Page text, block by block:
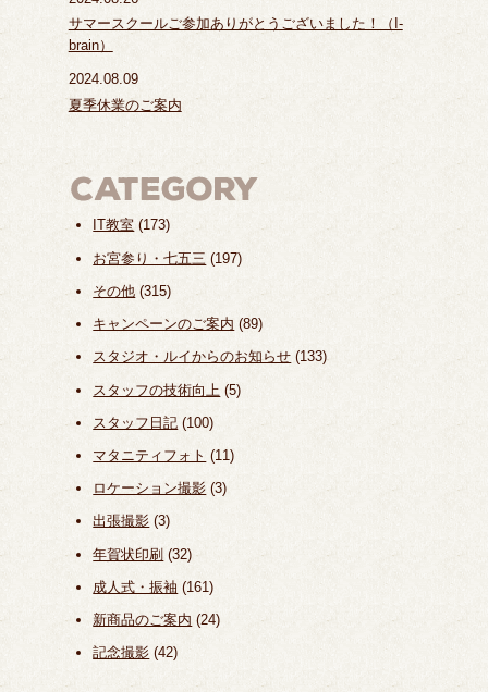
サマースクールご参加ありがとうございました！（I-
brain）
2024.08.09
夏季休業のご案内
IT教室 (173)
お宮参り・七五三 (197)
その他 (315)
キャンペーンのご案内 (89)
スタジオ・ルイからのお知らせ (133)
スタッフの技術向上 (5)
スタッフ日記 (100)
マタニティフォト (11)
ロケーション撮影 (3)
出張撮影 (3)
年賀状印刷 (32)
成人式・振袖 (161)
新商品のご案内 (24)
記念撮影 (42)